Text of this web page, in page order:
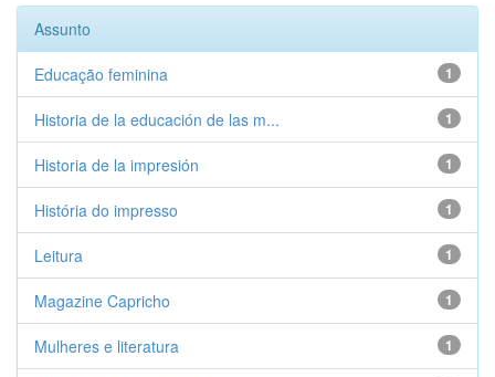
Assunto
1
Educação feminina
1
Historia de la educación de las m...
1
Historia de la impresión
1
História do impresso
1
Leitura
1
Magazine Capricho
1
Mulheres e literatura